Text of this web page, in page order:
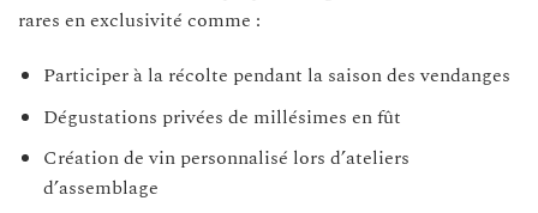
rares en exclusivité comme :
Participer à la récolte pendant la saison des vendanges
Dégustations privées de millésimes en fût
Création de vin personnalisé lors d’ateliers
d’assemblage